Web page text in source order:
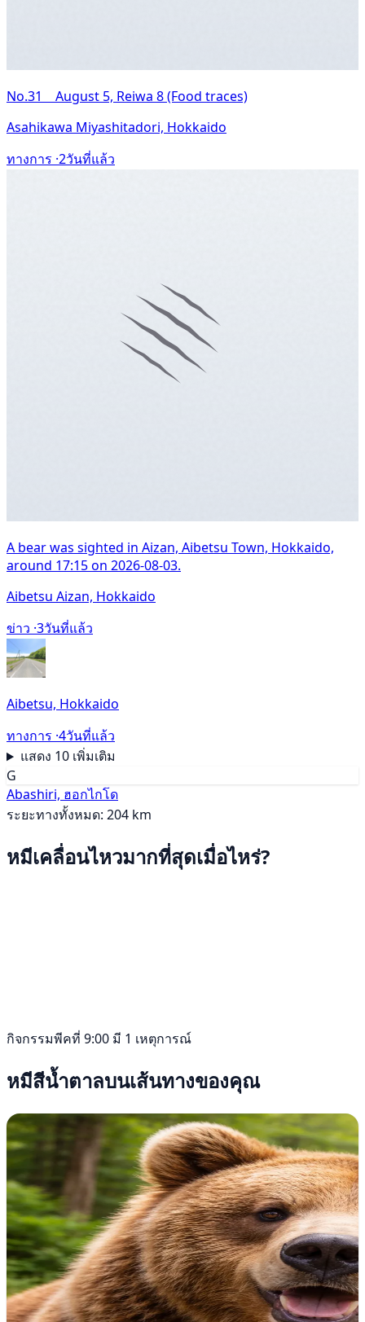
No.31 August 5, Reiwa 8 (Food traces)
Asahikawa Miyashitadori, Hokkaido
ทางการ ·2วันที่แล้ว
A bear was sighted in Aizan, Aibetsu Town, Hokkaido,
around 17:15 on 2026-08-03.
Aibetsu Aizan, Hokkaido
ข่าว ·3วันที่แล้ว
Aibetsu, Hokkaido
ทางการ ·4วันที่แล้ว
แสดง 10 เพิ่มเติม
G
Abashiri, ฮอกไกโด
ระยะทางทั้งหมด: 204 km
หมีเคลื่อนไหวมากที่สุดเมื่อไหร่?
กิจกรรมพีคที่ 9:00 มี 1 เหตุการณ์
หมีสีน้ำตาลบนเส้นทางของคุณ